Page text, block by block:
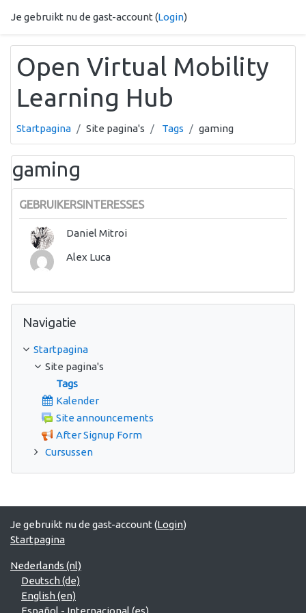
Je gebruikt nu de gast-account (Login)
Open Virtual Mobility
Learning Hub
Startpagina Site pagina's Tags gaming
gaming
GEBRUIKERSINTERESSES
Daniel Mitroi
Alex Luca
Navigatie
Startpagina
Site pagina's
Tags
Kalender
Site announcements
After Signup Form
Cursussen
Je gebruikt nu de gast-account (Login)
Startpagina
Nederlands ‎(nl)‎
Deutsch ‎(de)‎
English ‎(en)‎
Español - Internacional ‎(es)‎